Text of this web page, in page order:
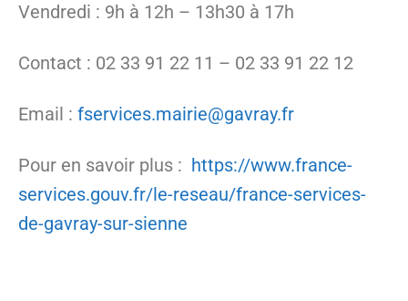
Vendredi : 9h à 12h – 13h30 à 17h
Contact : 02 33 91 22 11 – 02 33 91 22 12
Email : fservices.mairie@gavray.fr
Pour en savoir plus : https://www.france-
services.gouv.fr/le-reseau/france-services-
de-gavray-sur-sienne